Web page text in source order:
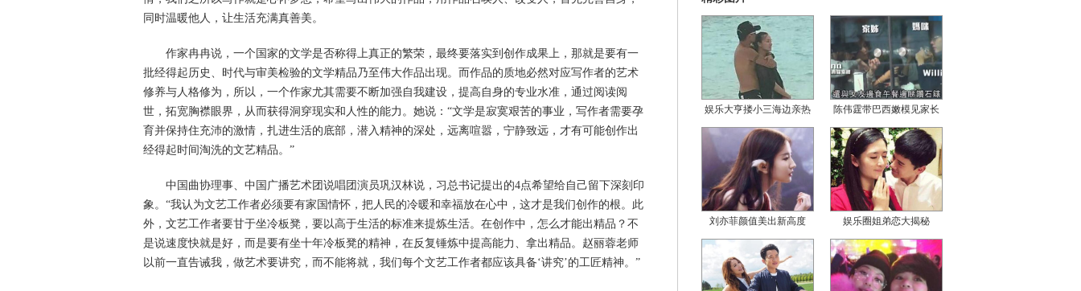
同时温暖他人，让生活充满真善美。
作家冉冉说，一个国家的文学是否称得上真正的繁荣，最终要落实到创作成果上，那就是要有一
批经得起历史、时代与审美检验的文学精品乃至伟大作品出现。而作品的质地必然对应写作者的艺术
修养与人格修为，所以，一个作家尤其需要不断加强自我建设，提高自身的专业水准，通过阅读阅
世，拓宽胸襟眼界，从而获得洞穿现实和人性的能力。她说：“文学是寂寞艰苦的事业，写作者需要孕
育并保持住充沛的激情，扎进生活的底部，潜入精神的深处，远离喧嚣，宁静致远，才有可能创作出
经得起时间淘洗的文艺精品。”
中国曲协理事、中国广播艺术团说唱团演员巩汉林说，习总书记提出的4点希望给自己留下深刻印
象。“我认为文艺工作者必须要有家国情怀，把人民的冷暖和幸福放在心中，这才是我们创作的根。此
外，文艺工作者要甘于坐冷板凳，要以高于生活的标准来提炼生活。在创作中，怎么才能出精品？不
是说速度快就是好，而是要有坐十年冷板凳的精神，在反复锤炼中提高能力、拿出精品。赵丽蓉老师
以前一直告诫我，做艺术要讲究，而不能将就，我们每个文艺工作者都应该具备‘讲究’的工匠精神。”
娱乐大亨搂小三海边亲热 陈伟霆带巴西嫩模见家长
刘亦菲颜值美出新高度 娱乐圈姐弟恋大揭秘